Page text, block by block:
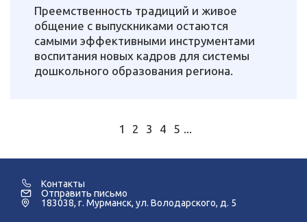
Преемственность традиций и живое
общение с выпускниками остаются
самыми эффективными инструментами
воспитания новых кадров для системы
дошкольного образования региона.
1 2 3 4 5
Контакты
Отправить письмо
183038, г. Мурманск, ул. Володарского, д. 5